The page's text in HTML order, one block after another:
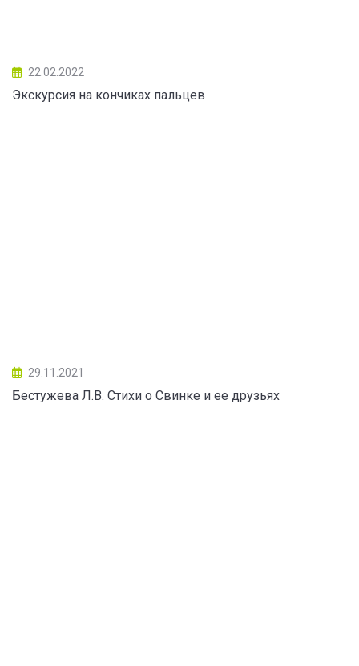
22.02.2022
Экскурсия на кончиках пальцев
29.11.2021
Бестужева Л.В. Стихи о Свинке и ее друзьях